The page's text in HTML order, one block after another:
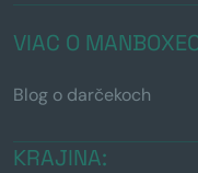
VIAC O
Blog o darčekoch
KRAJINA: